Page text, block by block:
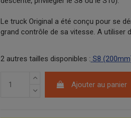
Le truck Original a été conçu pour se
grand contrôle de sa vitesse. A utiliser
2 autres tailles disponibles : S8
Ajouter au panier